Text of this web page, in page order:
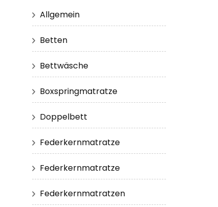
Allgemein
Betten
Bettwäsche
Boxspringmatratze
Doppelbett
Federkernmatratze
Federkernmatratze
Federkernmatratzen